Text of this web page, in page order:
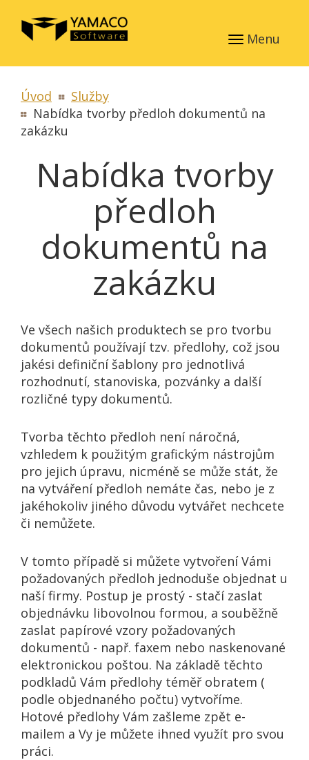
Menu
Úvod
Služby
Nabídka tvorby předloh dokumentů na
zakázku
Nabídka tvorby
předloh
dokumentů na
zakázku
Ve všech našich produktech se pro tvorbu
dokumentů používají tzv. předlohy, což jsou
jakési definiční šablony pro jednotlivá
rozhodnutí, stanoviska, pozvánky a další
rozličné typy dokumentů.
Tvorba těchto předloh není náročná,
vzhledem k použitým grafickým nástrojům
pro jejich úpravu, nicméně se může stát, že
na vytváření předloh nemáte čas, nebo je z
jakéhokoliv jiného důvodu vytvářet nechcete
či nemůžete.
V tomto případě si můžete vytvoření Vámi
požadovaných předloh jednoduše objednat u
naší firmy. Postup je prostý - stačí zaslat
objednávku libovolnou formou, a souběžně
zaslat papírové vzory požadovaných
dokumentů - např. faxem nebo naskenované
elektronickou poštou. Na základě těchto
podkladů Vám předlohy téměř obratem (
podle objednaného počtu) vytvoříme.
Hotové předlohy Vám zašleme zpět e-
mailem a Vy je můžete ihned využít pro svou
práci.